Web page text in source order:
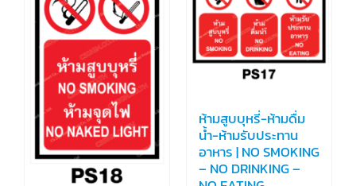
ห้ามสูบบุหรี่-ห้ามดื่ม
น้ำ-ห้ามรับประทาน
อาหาร | NO SMOKING
– NO DRINKING –